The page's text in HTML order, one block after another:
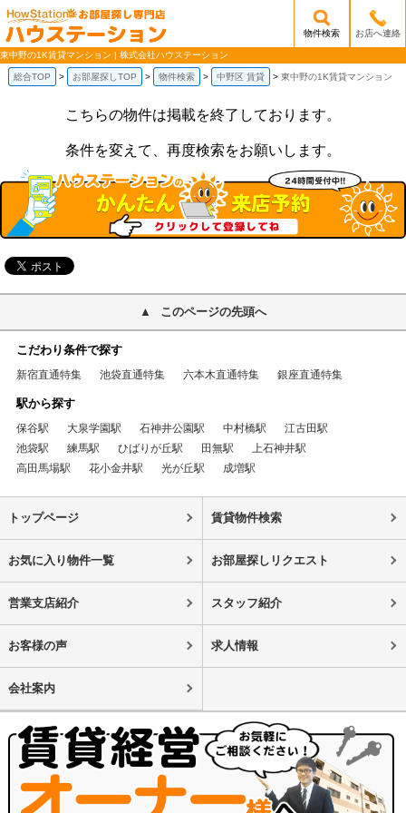
/mobile_img/head-logo.png
物件検索 お店へ連絡
東中野の1K賃貸マンション | 株式会社ハウステーション
総合TOP お部屋探しTOP 物件検索 中野区 賃貸 東中野の1K賃貸マンション
こちらの物件は掲載を終了しております。
条件を変えて、再度検索をお願いします。
このページの先頭へ
こだわり条件で探す
新宿直通特集 池袋直通特集 六本木直通特集 銀座直通特集
駅から探す
保谷駅 大泉学園駅 石神井公園駅 中村橋駅
江古田駅
池袋駅
練馬駅 ひばりが丘駅 田無駅
上石神井駅
高田馬場駅
花小金井駅 光が丘駅 成増駅
トップページ 賃貸物件検索
お気に入り物件一覧 お部屋探しリクエスト
営業支店紹介 スタッフ紹介
お客様の声 求人情報
会社案内